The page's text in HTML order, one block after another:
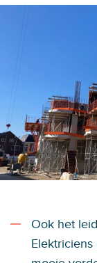
Ook het